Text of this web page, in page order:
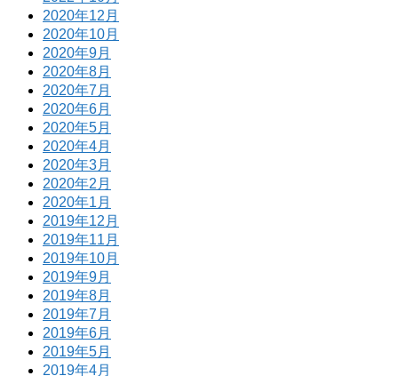
2020年12月
2020年10月
2020年9月
2020年8月
2020年7月
2020年6月
2020年5月
2020年4月
2020年3月
2020年2月
2020年1月
2019年12月
2019年11月
2019年10月
2019年9月
2019年8月
2019年7月
2019年6月
2019年5月
2019年4月